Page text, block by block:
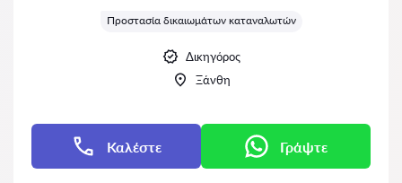
Προστασία δικαιωμάτων καταναλωτών
Δικηγόρος
Ξάνθη
Καλέστε Γράψτε